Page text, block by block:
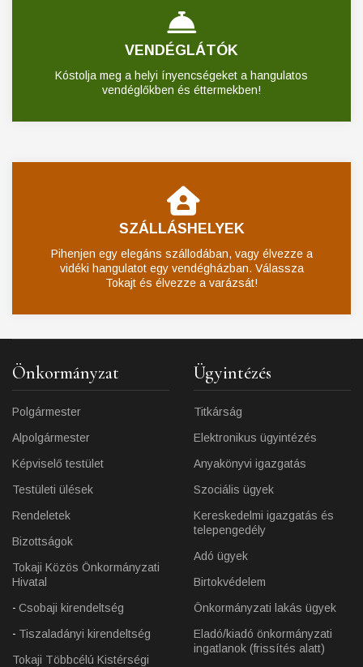
VENDÉGLÁTÓK
Kóstolja meg a helyi ínyencségeket a hangulatos
vendéglőkben és éttermekben!
SZÁLLÁSHELYEK
Pihenjen egy elegáns szállodában, vagy élvezze a
vidéki hangulatot egy vendégházban. Válassza
Tokajt és élvezze a varázsát!
Önkormányzat
Polgármester
Alpolgármester
Képviselő testület
Testületi ülések
Rendeletek
Bizottságok
Tokaji Közös Önkormányzati
Hivatal
Csobaji kirendeltség
Tiszaladányi kirendeltség
Tokaji Többcélú Kistérségi
Ügyintézés
Titkárság
Elektronikus ügyintézés
Anyakönyvi igazgatás
Szociális ügyek
Kereskedelmi igazgatás és
telepengedély
Adó ügyek
Birtokvédelem
Önkormányzati lakás ügyek
Eladó/kiadó önkormányzati
ingatlanok (frissítés alatt)